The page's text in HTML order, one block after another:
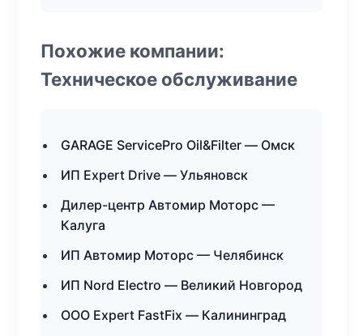
Похожие компании:
Техническое обслуживание
GARAGE ServicePro Oil&Filter — Омск
ИП Expert Drive — Ульяновск
Дилер-центр Автомир Моторс —
Калуга
ИП Автомир Моторс — Челябинск
ИП Nord Electro — Великий Новгород
ООО Expert FastFix — Калининград